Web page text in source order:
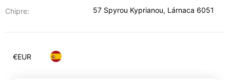
Chipre: 57 Spyrou Kyprianou, Lárnaca 6051
€EUR